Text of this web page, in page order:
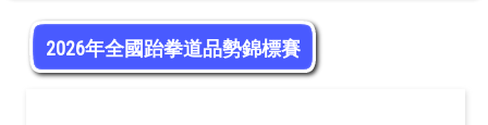
2026年全國跆拳道品勢錦標賽